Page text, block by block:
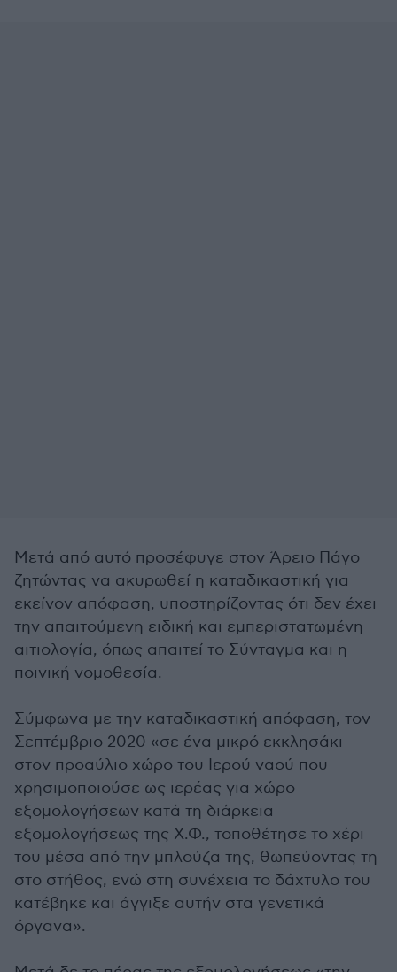
Μετά από αυτό προσέφυγε στον Άρειο Πάγο
ζητώντας να ακυρωθεί η καταδικαστική για
εκείνον απόφαση, υποστηρίζοντας ότι δεν έχει
την απαιτούμενη ειδική και εμπεριστατωμένη
αιτιολογία, όπως απαιτεί το Σύνταγμα και η
ποινική νομοθεσία.
Σύμφωνα με την καταδικαστική απόφαση, τον
Σεπτέμβριο 2020 «σε ένα μικρό εκκλησάκι
στον προαύλιο χώρο του Ιερού ναού που
χρησιμοποιούσε ως ιερέας για χώρο
εξομολογήσεων κατά τη διάρκεια
εξομολογήσεως της Χ.Φ., τοποθέτησε το χέρι
του μέσα από την μπλούζα της, θωπεύοντας τη
στο στήθος, ενώ στη συνέχεια το δάχτυλο του
κατέβηκε και άγγιξε αυτήν στα γενετικά
όργανα».